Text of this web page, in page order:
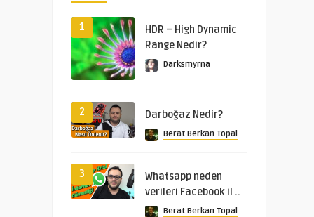
1
HDR – High Dynamic
Range Nedir?
Darksmyrna
2 Darboğaz Nedir?
Berat Berkan Topal
3
Whatsapp neden
verileri Facebook il ..
Berat Berkan Topal